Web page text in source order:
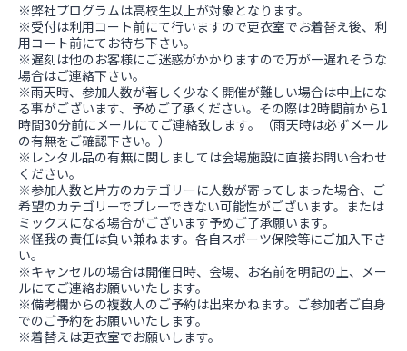
※弊社プログラムは高校生以上が対象となります。
※受付は利用コート前にて行いますので更衣室でお着替え後、利
用コート前にてお待ち下さい。
※遅刻は他のお客様にご迷惑がかかりますので万が一遅れそうな
場合はご連絡下さい。
※雨天時、参加人数が著しく少なく開催が難しい場合は中止にな
る事がございます、予めご了承ください。その際は2時間前から1
時間30分前にメールにてご連絡致します。（雨天時は必ずメール
の有無をご確認下さい。）
※レンタル品の有無に関しましては会場施設に直接お問い合わせ
ください。
※参加人数と片方のカテゴリーに人数が寄ってしまった場合、ご
希望のカテゴリーでプレーできない可能性がございます。または
ミックスになる場合がございます予めご了承願います。
※怪我の責任は負い兼ねます。各自スポーツ保険等にご加入下さ
い。
※キャンセルの場合は開催日時、会場、お名前を明記の上、メー
ルにてご連絡お願いいたします。
※備考欄からの複数人のご予約は出来かねます。ご参加者ご自身
でのご予約をお願いいたします。
※着替えは更衣室でお願いします。